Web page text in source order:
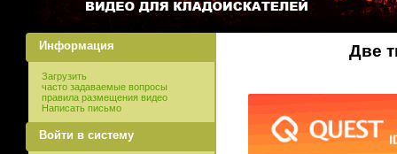
Информация
Загрузить
часто задаваемые вопросы
правила размещения видео
Написать письмо
Войти в систему
Две